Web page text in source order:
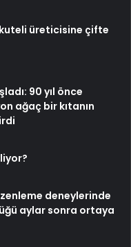
üreticisine çifte
90 yıl önce
ağaç bir kıtanın
deneylerinde
aylar sonra ortaya